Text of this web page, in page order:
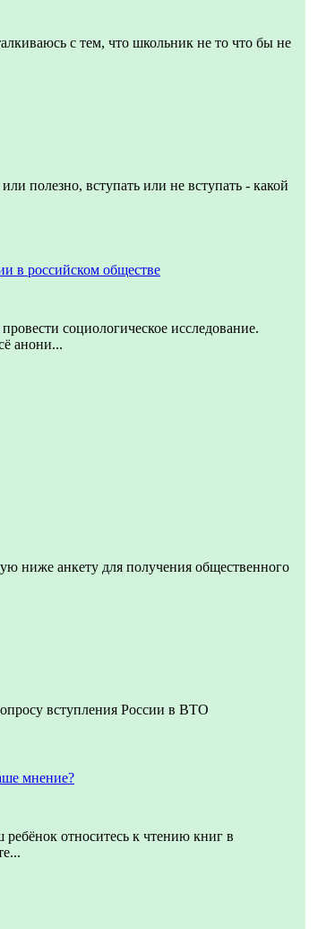
с тем, что школьник не то что бы не
полезно, вступать или не вступать - какой
в российском обществе
социологическое исследование.
ниже анкету для получения общественного
вступления России в ВТО
мнение?
относитесь к чтению книг в